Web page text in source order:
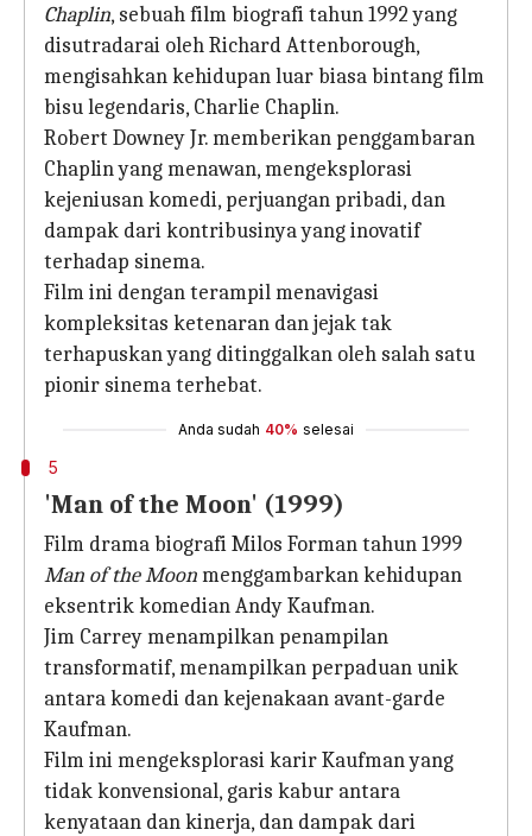
Chaplin, sebuah film biografi tahun 1992 yang
disutradarai oleh Richard Attenborough,
mengisahkan kehidupan luar biasa bintang film
bisu legendaris, Charlie Chaplin.
Robert Downey Jr. memberikan penggambaran
Chaplin yang menawan, mengeksplorasi
kejeniusan komedi, perjuangan pribadi, dan
dampak dari kontribusinya yang inovatif
terhadap sinema.
Film ini dengan terampil menavigasi
kompleksitas ketenaran dan jejak tak
terhapuskan yang ditinggalkan oleh salah satu
pionir sinema terhebat.
Anda sudah 40% selesai
5
'Man of the Moon' (1999)
Film drama biografi Milos Forman tahun 1999
Man of the Moonmenggambarkan kehidupan
eksentrik komedian Andy Kaufman.
Jim Carrey menampilkan penampilan
transformatif, menampilkan perpaduan unik
antara komedi dan kejenakaan avant-garde
Kaufman.
Film ini mengeksplorasi karir Kaufman yang
tidak konvensional, garis kabur antara
kenyataan dan kinerja, dan dampak dari